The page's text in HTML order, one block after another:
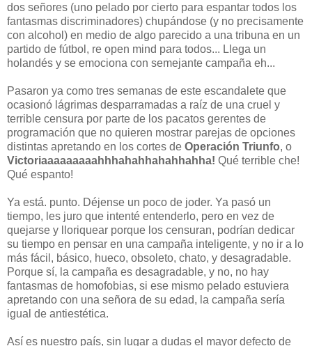
dos señores (uno pelado por cierto para espantar todos los
fantasmas discriminadores) chupándose (y no precisamente
con alcohol) en medio de algo parecido a una tribuna en un
partido de fútbol, re open mind para todos... Llega un
holandés y se emociona con semejante campaña eh...
Pasaron ya como tres semanas de este escandalete que
ocasionó lágrimas desparramadas a raíz de una cruel y
terrible censura por parte de los pacatos gerentes de
programación que no quieren mostrar parejas de opciones
distintas apretando en los cortes de Operación Triunfo, o
Victoriaaaaaaaaahhhahahhahahhahha! Qué terrible che!
Qué espanto!
Ya está. punto. Déjense un poco de joder. Ya pasó un
tiempo, les juro que intenté entenderlo, pero en vez de
quejarse y lloriquear porque los censuran, podrían dedicar
su tiempo en pensar en una campaña inteligente, y no ir a lo
más fácil, básico, hueco, obsoleto, chato, y desagradable.
Porque sí, la campaña es desagradable, y no, no hay
fantasmas de homofobias, si ese mismo pelado estuviera
apretando con una señora de su edad, la campaña sería
igual de antiestética.
Así es nuestro país, sin lugar a dudas el mayor defecto de